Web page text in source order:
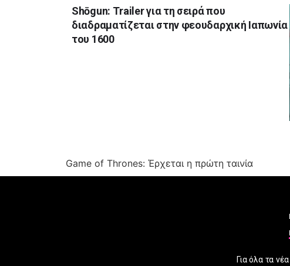
Shōgun: Τrailer για τη σειρά που
διαδραματίζεται στην φεουδαρχική Ιαπωνία
του 1600
Game of Thrones: Έρχεται η πρώτη ταινία
Για όλα τα